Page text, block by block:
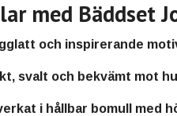
med Bäddset
och inspirerande
svalt och bekvämt mot
i hållbar bomull med